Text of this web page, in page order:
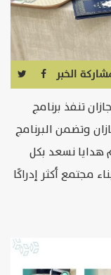
الخبر
تنفذ برنامج
وتضمن البرنامج
هدايا نسعد بكل
أكثر إدراكًا